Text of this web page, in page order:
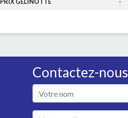
Contactez-nous